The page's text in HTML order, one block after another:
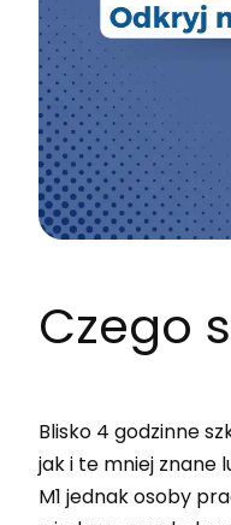
Czego
Blisko 4 godzinne
jak i te mniej znane
M1 jednak osoby